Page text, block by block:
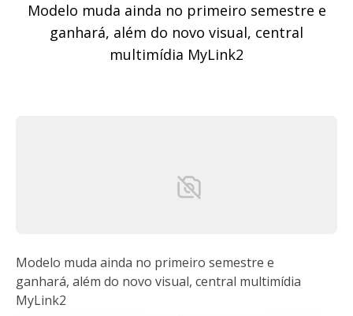
Modelo muda ainda no primeiro semestre e
ganhará, além do novo visual, central
multimídia MyLink2
Modelo muda ainda no primeiro semestre e
ganhará, além do novo visual, central multimídia
MyLink2